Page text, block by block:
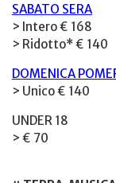
SABATO SERA
> Intero € 168
> Ridotto* € 140
DOMENICA
> Unico € 140
UNDER 18
> € 70